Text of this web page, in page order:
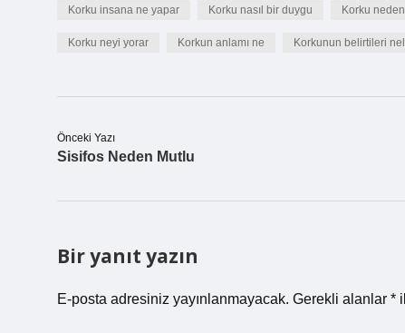
Korku insana ne yapar Korku nasıl bir duygu Korku
Korku neyi yorar Korkun anlamı ne Korkunun belirtileri
Önceki Yazı
Sisifos Neden Mutlu
Bir yanıt yazın
E-posta adresiniz yayınlanmayacak. Gerekli alanlar *